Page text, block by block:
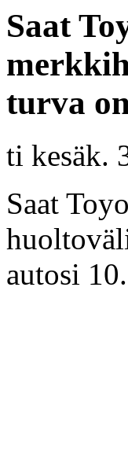
Saat
turva
ti kesäk.
Saat
autosi